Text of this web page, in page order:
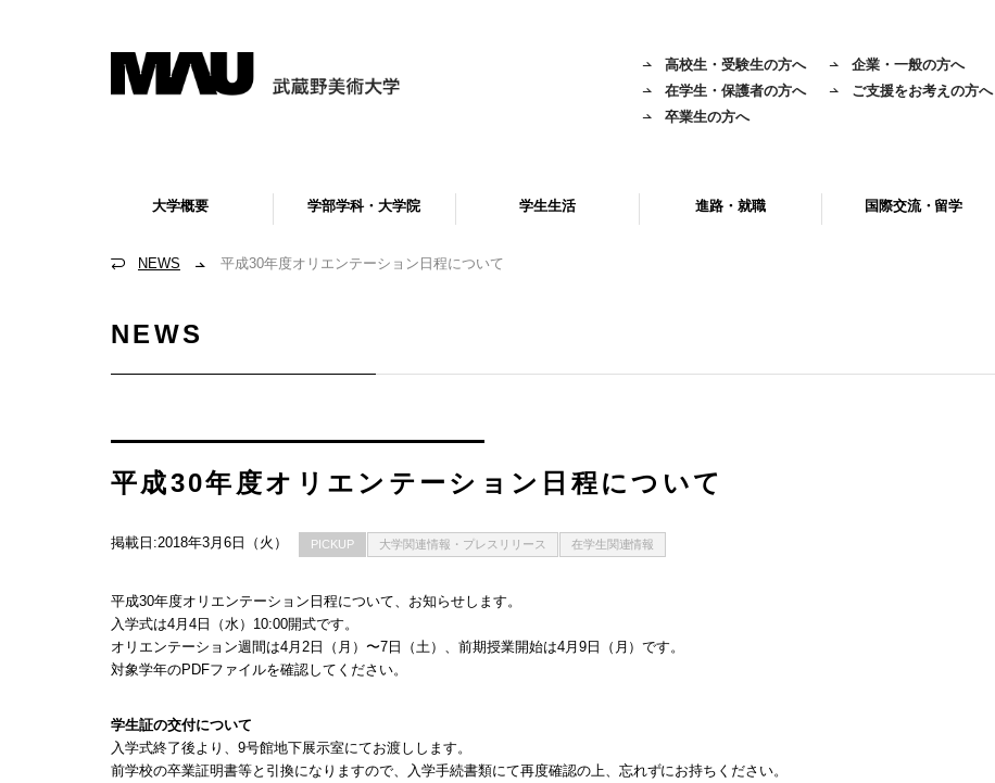
高校生・受験生の方へ
在学生・保護者の方へ
卒業生の方へ
企業・一般の方へ
ご支援をお考えの方へ
大学概要 学部学科・大学院 学生生活 進路・就職 国際交流・留学
NEWS 平成30年度オリエンテーション日程について
NEWS
平成30年度オリエンテーション日程について
掲載日:2018年3月6日（火） PICKUP 大学関連情報・プレスリリース 在学生関連情報
平成30年度オリエンテーション日程について、お知らせします。
入学式は4月4日（水）10:00開式です。
オリエンテーション週間は4月2日（月）〜7日（土）、前期授業開始は4月9日（月）です。
対象学年のPDFファイルを確認してください。
学生証の交付について
入学式終了後より、9号館地下展示室にてお渡しします。
前学校の卒業証明書等と引換になりますので、入学手続書類にて再度確認の上、忘れずにお持ちください。